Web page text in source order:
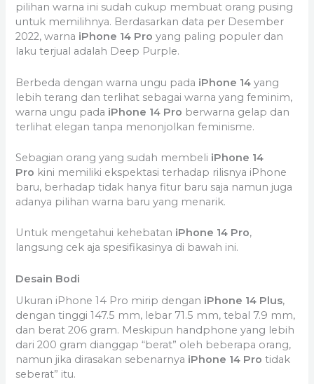
pilihan warna ini sudah cukup membuat orang pusing
untuk memilihnya. Berdasarkan data per Desember
2022, warna iPhone 14 Pro yang paling populer dan
laku terjual adalah Deep Purple.
Berbeda dengan warna ungu pada iPhone 14 yang
lebih terang dan terlihat sebagai warna yang feminim,
warna ungu pada iPhone 14 Pro berwarna gelap dan
terlihat elegan tanpa menonjolkan feminisme.
Sebagian orang yang sudah membeli iPhone 14
Pro kini memiliki ekspektasi terhadap rilisnya iPhone
baru, berhadap tidak hanya fitur baru saja namun juga
adanya pilihan warna baru yang menarik.
Untuk mengetahui kehebatan iPhone 14 Pro,
langsung cek aja spesifikasinya di bawah ini.
Desain Bodi
Ukuran iPhone 14 Pro mirip dengan iPhone 14 Plus,
dengan tinggi 147.5 mm, lebar 71.5 mm, tebal 7.9 mm,
dan berat 206 gram. Meskipun handphone yang lebih
dari 200 gram dianggap “berat” oleh beberapa orang,
namun jika dirasakan sebenarnya iPhone 14 Pro tidak
seberat” itu.